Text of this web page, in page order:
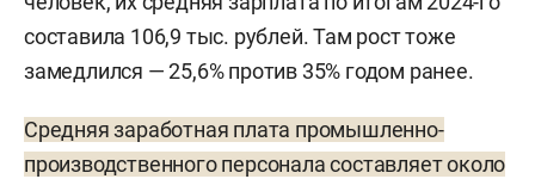
составила 106,9 тыс. рублей. Там рост тоже
замедлился — 25,6% против 35% годом ранее.
Средняя заработная плата промышленно-
производственного персонала составляет около